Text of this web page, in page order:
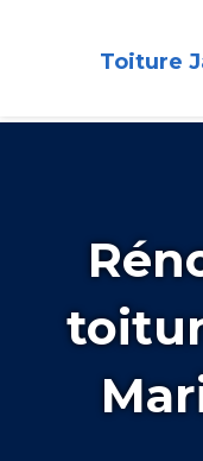
Toiture